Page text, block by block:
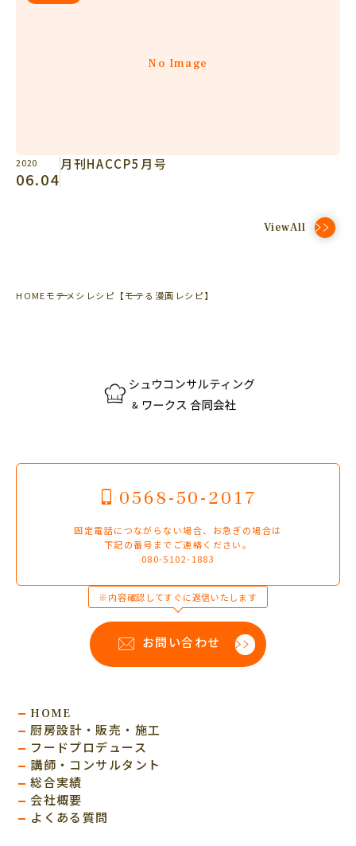
No Image
2020
06.04
月刊HACCP5月号
ViewAll
HOMEモテメシレシピ 【モテる漫画レシピ】
0568-50-2017
固定電話につながらない場合、お急ぎの場合は
下記の番号までご連絡ください。
080-5102-1883
※内容確認してすぐに返信いたします
お問い合わせ
HOME
厨房設計・販売・施工
フードプロデュース
講師・コンサルタント
総合実績
会社概要
よくある質問